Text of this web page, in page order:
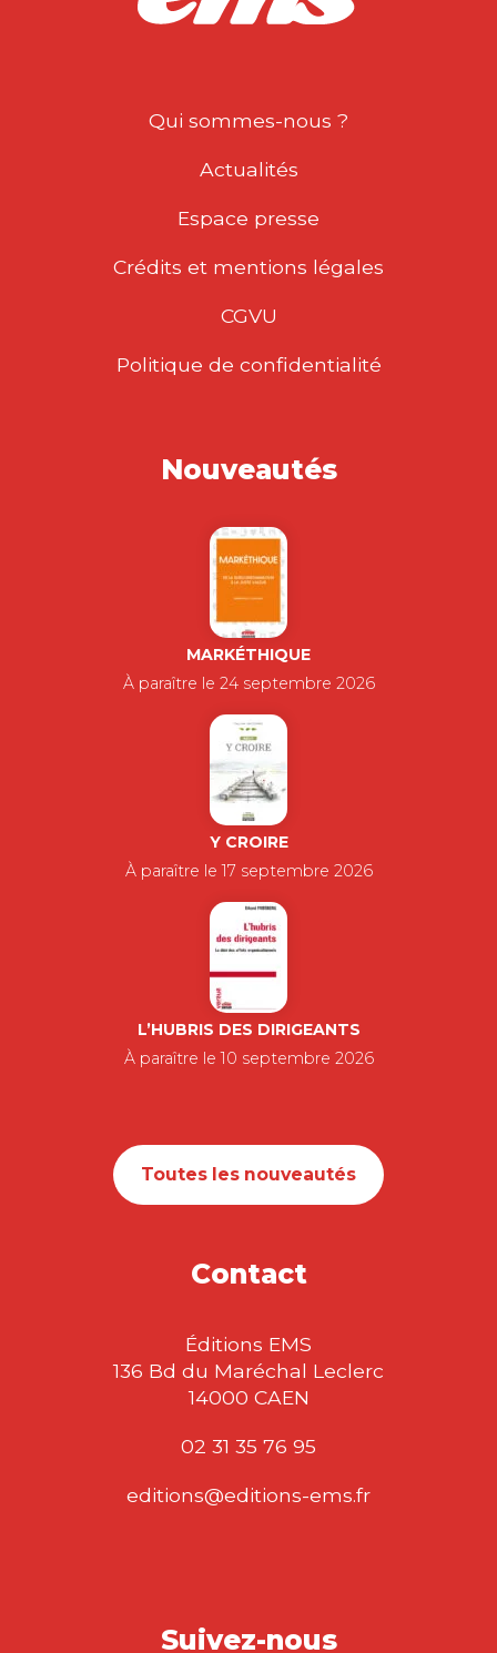
Qui sommes-nous ?
Actualités
Espace presse
Crédits et mentions légales
CGVU
Politique de confidentialité
Nouveautés
MARKÉTHIQUE
À paraître le 24 septembre 2026
Y CROIRE
À paraître le 17 septembre 2026
L’HUBRIS DES DIRIGEANTS
À paraître le 10 septembre 2026
Toutes les nouveautés
Contact
Éditions EMS
136 Bd du Maréchal Leclerc
14000 CAEN
02 31 35 76 95
editions@editions-ems.fr
Suivez-nous